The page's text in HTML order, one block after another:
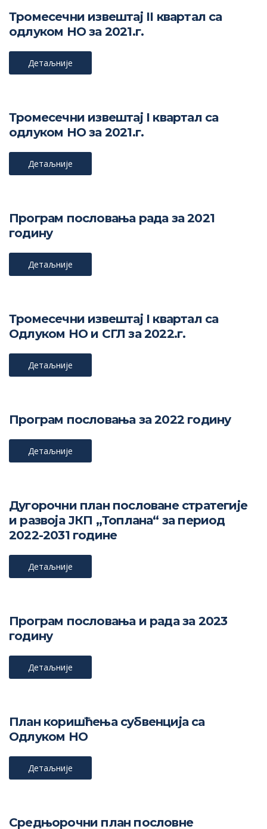
Тромесечни извештај II квартал са
одлуком НО за 2021.г.
Детаљније
Тромесечни извештај I квартал са
одлуком НО за 2021.г.
Детаљније
Програм пословања рада за 2021
годину
Детаљније
Тромесечни извештај I квартал са
Одлуком НО и СГЛ за 2022.г.
Детаљније
Програм пословања за 2022 годину
Детаљније
Дугорочни план пословане стратегије
и развоја ЈКП „Топлана“ за период
2022-2031 године
Детаљније
Програм пословања и рада за 2023
годину
Детаљније
План коришћења субвенција са
Одлуком НО
Детаљније
Средњорочни план пословне